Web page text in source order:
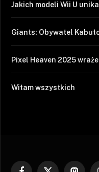
Jakich modeli Wii U
Giants: Obywatel
Pixel Heaven 2025
Witam wszystkich